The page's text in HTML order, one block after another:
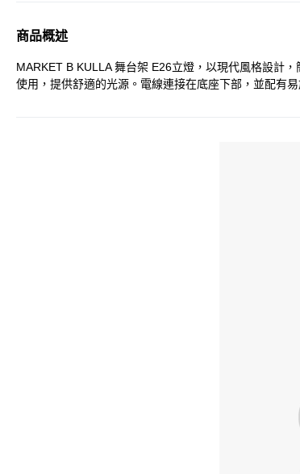
商品概述
MARKET B KULLA 舞台架 E26立燈，以現代風格設計
使用，提供舒適的光源。電線連接在底座下部，並配有